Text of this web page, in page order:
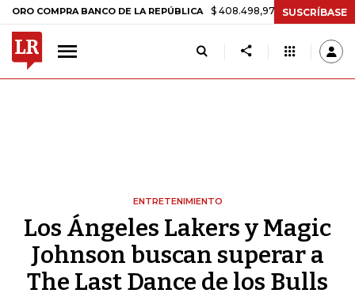
BANCO DE LA REPÚBLICA $ 408.498,97 +$ 8.753,81 +2,19%
SUSCRÍBASE
ENTRETENIMIENTO
Los Ángeles Lakers y Magic
Johnson buscan superar a
The Last Dance de los Bulls